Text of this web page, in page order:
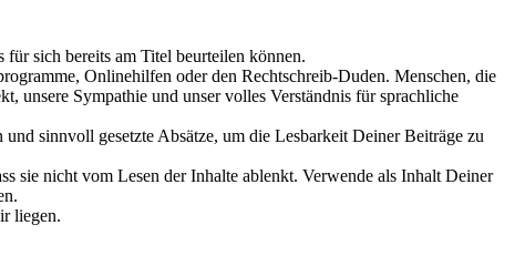
sich bereits am Titel beurteilen können.
Onlinehilfen oder den Rechtschreib-Duden. Menschen, die
unsere Sympathie und unser volles Verständnis für sprachliche
sinnvoll gesetzte Absätze, um die Lesbarkeit Deiner Beiträge zu
sie nicht vom Lesen der Inhalte ablenkt. Verwende als Inhalt Deiner
liegen.